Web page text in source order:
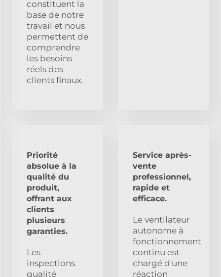
constituent la
base de notre
travail et nous
permettent de
comprendre
les besoins
réels des
clients finaux.
Priorité
absolue à la
qualité du
produit,
offrant aux
clients
plusieurs
garanties.
Les
inspections
qualité
Service après-
vente
professionnel,
rapide et
efficace.
Le ventilateur
autonome à
fonctionnement
continu est
chargé d'une
réaction